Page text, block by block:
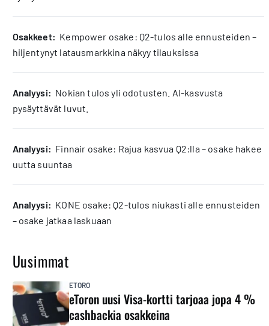
osakkeet: Kempower osake: Q2-tulos alle ennusteiden –
hiljentynyt latausmarkkina näkyy tilauksissa
analyysi: Nokian tulos yli odotusten. AI-kasvusta
pysäyttävät luvut.
analyysi: Finnair osake: Rajua kasvua Q2:lla – osake hakee
uutta suuntaa
analyysi: KONE osake: Q2-tulos niukasti alle ennusteiden
– osake jatkaa laskuaan
Uusimmat
ETORO
eToron uusi Visa-kortti tarjoaa jopa 4 %
cashbackia osakkeina